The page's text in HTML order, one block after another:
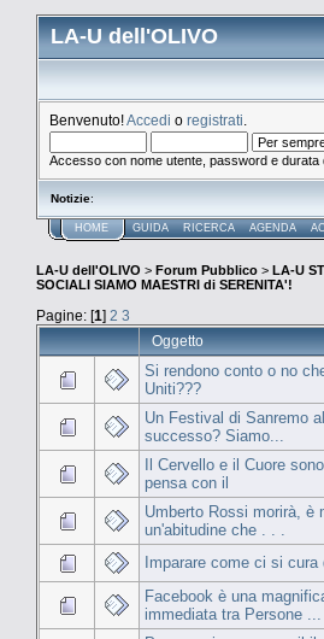
LA-U dell'OLIVO
Benvenuto!Accedi o registrati
Accesso con nome utente, password e durata
Notizie:
HOME GUIDA RICERCA AGENDA
LA-U dell'OLIVO > Forum Pubblico > LA-U
SOCIALI SIAMO MAESTRI di SERENITA'!
Pagine: [1] 2 3
Oggetto
Si rendono conto o no
Uniti???
Un Festival di Sanremo
successo? Siamo...
Il Cervello e il Cuore
pensa con il
Umberto Rossi morirà, è
un'abitudine che . . .
Imparare come ci si
Facebook è una
immediata tra Persone ...